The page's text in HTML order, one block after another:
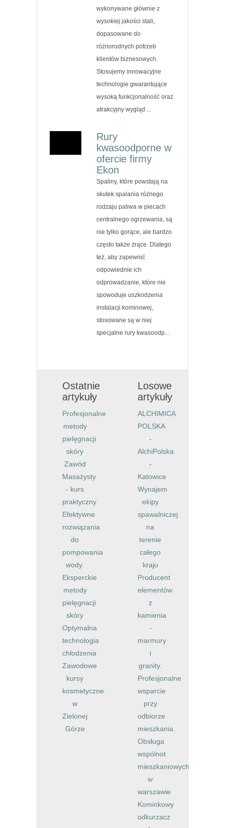
wykonywane głównie z
wysokiej jakości stali,
dopasowane do
różnorodnych potrzeb
klientów biznesowych.
Stosujemy innowacyjne
technologie gwarantujące
wysoką funkcjonalność oraz
atrakcyjny wygląd ...
Rury
kwasoodporne w
ofercie firmy
Ekon
Spaliny, które powstają na
skutek spalania różnego
rodzaju paliwa w piecach
centralnego ogrzewania, są
nie tylko gorące, ale bardzo
często także żrące. Dlatego
też, aby zapewnić
odpowiednie ich
odprowadzanie, które nie
spowoduje uszkodzenia
instalacji kominowej,
stosowane są w niej
specjalne rury kwasoodp...
Ostatnie
artykuły
Profesjonalne
metody
pielęgnacji
skóry
Zawód
Masażysty
- kurs
praktyczny
Efektywne
rozwiązania
do
pompowania
wody.
Eksperckie
metody
pielęgnacji
skóry
Optymalna
technologia
chłodzenia
Zawodowe
kursy
kosmetyczne
w
Zielonej
Górze
Losowe
artykuły
ALCHIMICA
POLSKA
-
AlchiPolska
-
Katowice
Wynajem
ekipy
spawalniczej
na
terenie
całego
kraju
Producent
elementów
z
kamienia
-
marmury
i
granity.
Profesjonalne
wsparcie
przy
odbiorze
mieszkania.
Obsługa
wspólnot
mieszkaniowych
w
warszawie
Kominkowy
odkurzacz